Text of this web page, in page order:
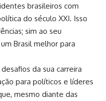
brasileiros com
do século XXI. Isso
sim ao seu
Brasil melhor para
da sua carreira
para políticos e líderes
mesmo diante das